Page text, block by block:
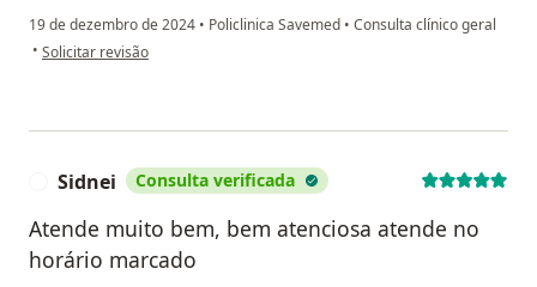
19 de dezembro de 2024 • Policlinica Savemed • Consulta clínico geral
• na opinião do utilizador Wyllyan
Solicitar revisão
Sidnei Consulta verificada
Atende muito bem, bem atenciosa atende no
horário marcado